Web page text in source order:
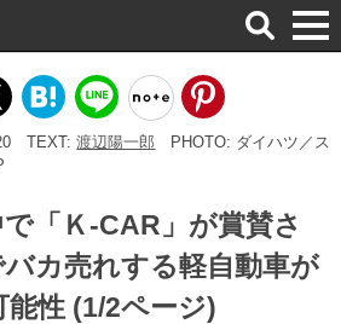
検
索
TEXT:渡辺陽一郎
PHOTO: ダイハツ／ス
「Ｋ-CAR」が賞賛さ
カ売れする軽自動車が
性 (1/2ページ)